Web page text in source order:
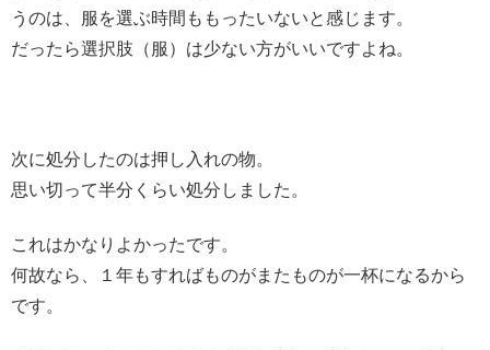
うのは、服を選ぶ時間ももったいないと感じます。
だったら選択肢（服）は少ない方がいいですよね。
次に処分したのは押し入れの物。
思い切って半分くらい処分しました。
これはかなりよかったです。
何故なら、１年もすればものがまたものが一杯になるから
です。